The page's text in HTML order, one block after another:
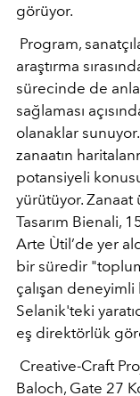
görüyor.
Program,
araştırma s
sürecinde de
sağlaması
olanaklar sunuyor.
zanaatın
potansiyeli
yürütüyor. Zanaat
Tasarım Bienali,
Arte Ùtil’de yer
bir süredir
çalışan
Selanik'teki
eş direktörlük
Creative-Craft
Baloch, Gate 27